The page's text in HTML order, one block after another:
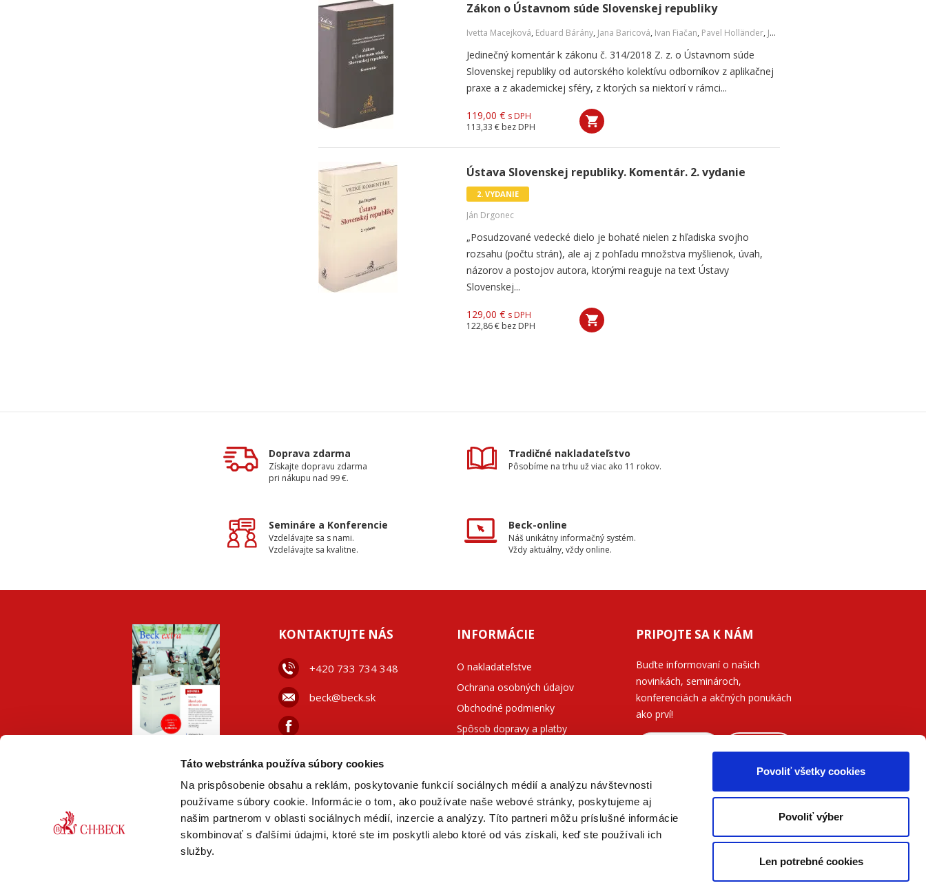
Táto webstránka používa súbory cookies
Na prispôsobenie obsahu a reklám, poskytovanie funkcií sociálnych médií a analýzu návštevnosti
používame súbory cookie. Informácie o tom, ako používate naše webové stránky, poskytujeme aj
našim partnerom v oblasti sociálnych médií, inzercie a analýzy. Títo partneri môžu príslušné informácie
skombinovať s ďalšími údajmi, ktoré ste im poskytli alebo ktoré od vás získali, keď ste používali ich
služby.
Povoliť všetky cookies
Povoliť výber
Len potrebné cookies
Zákon o Ústavnom súde Slovenskej republiky
Ivetta Macejková, Eduard Bárány, Jana Baricová, Ivan Fiačan, Pavel Holländer, Ján Svák
Jedinečný komentár k zákonu č. 314/2018 Z. z. o Ústavnom súde
Slovenskej republiky od autorského kolektívu odborníkov z aplikačnej
praxe a z akademickej sféry, z ktorých sa niektorí v rámci...
119,00 € s DPH
113,33 € bez DPH
Ústava Slovenskej republiky. Komentár. 2. vydanie
2. VYDANIE
Ján Drgonec
„Posudzované vedecké dielo je bohaté nielen z hľadiska svojho
rozsahu (počtu strán), ale aj z pohľadu množstva myšlienok, úvah,
názorov a postojov autora, ktorými reaguje na text Ústavy
Slovenskej...
129,00 € s DPH
122,86 € bez DPH
Doprava zdarma
Získajte dopravu zdarma
pri nákupu nad 99 €.
Tradičné nakladateľstvo
Pôsobíme na trhu už viac ako 11 rokov.
Semináre a Konferencie
Vzdelávajte sa s nami.
Vzdelávajte sa kvalitne.
Beck-online
Náš unikátny informačný systém.
Vždy aktuálny, vždy online.
PDF
VERZIA
KONTAKTUJTE NÁS
+420 733 734 348
beck@beck.sk
INFORMÁCIE
O nakladateľstve
Ochrana osobných údajov
Obchodné podmienky
Spôsob dopravy a platby
PRIPOJTE SA K NÁM
Buďte informovaní o našich
novinkách, seminároch,
konferenciách a akčných ponukách
ako prví!
Prečítajte si, ako naše nakladateľstvo
nakladá s vašimi
osobnými údajmi.